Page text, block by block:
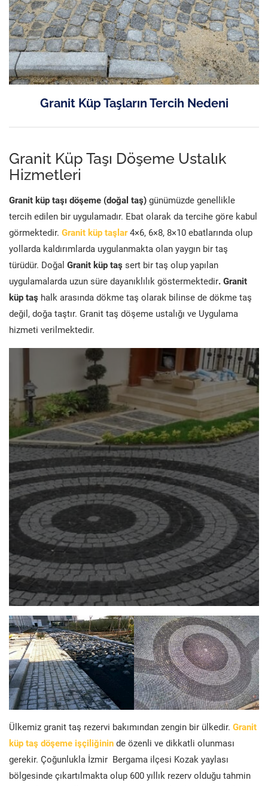
Granit Küp Taşların Tercih Nedeni
Granit Küp Taşı Döşeme Ustalık
Hizmetleri
Granit küp taşı döşeme (doğal taş) günümüzde genellikle
tercih edilen bir uygulamadır. Ebat olarak da tercihe göre kabul
görmektedir. Granit küp taşlar 4×6, 6×8, 8×10 ebatlarında olup
yollarda kaldırımlarda uygulanmakta olan yaygın bir taş
türüdür. Doğal Granit küp taş sert bir taş olup yapılan
uygulamalarda uzun süre dayanıklılık göstermektedir. Granit
küp taş halk arasında dökme taş olarak bilinse de dökme taş
değil, doğa taştır. Granit taş döşeme ustalığı ve Uygulama
hizmeti verilmektedir.
Ülkemiz granit taş rezervi bakımından zengin bir ülkedir. Granit
küp taş döşeme işçiliğinin de özenli ve dikkatli olunması
gerekir. Çoğunlukla İzmir Bergama ilçesi Kozak yaylası
bölgesinde çıkartılmakta olup 600 yıllık rezerv olduğu tahmin